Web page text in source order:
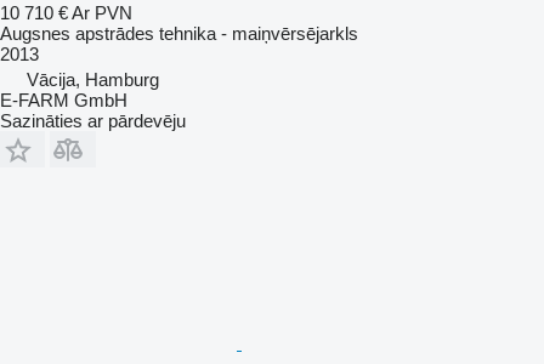
10 710 €Ar PVN
Augsnes apstrādes tehnika - maiņvērsējarkls
2013
Vācija, Hamburg
E-FARM GmbH
Sazināties ar pārdevēju